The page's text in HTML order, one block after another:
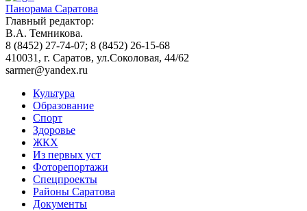
Панорама Саратова
Главный редактор:
В.А. Темникова.
8 (8452) 27-74-07; 8 (8452) 26-15-68
410031, г. Саратов, ул.Соколовая, 44/62
sarmer@yandex.ru
Культура
Образование
Спорт
Здоровье
ЖКХ
Из пеpвых уст
Фоторепортажи
Спецпроекты
Районы Саратова
Документы